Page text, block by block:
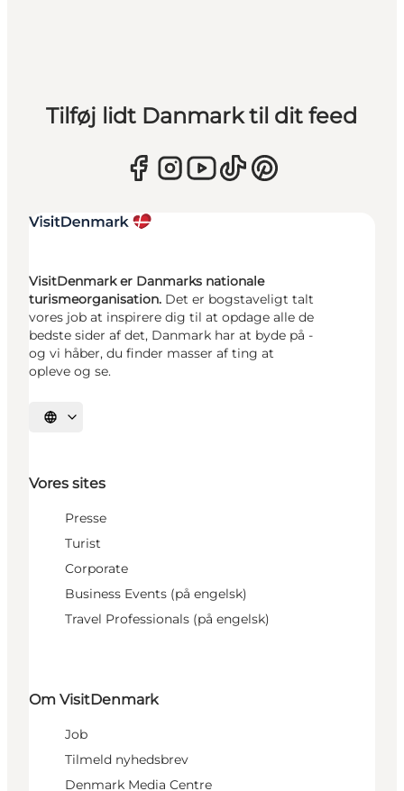
Tilføj lidt Danmark til dit feed
VisitDenmark er Danmarks nationale
turismeorganisation. Det er bogstaveligt talt
vores job at inspirere dig til at opdage alle de
bedste sider af det, Danmark har at byde på -
og vi håber, du finder masser af ting at
opleve og se.
Vælg sprog
Vores sites
Presse
Turist
Corporate
Business Events (på engelsk)
Travel Professionals (på engelsk)
Om VisitDenmark
Job
Tilmeld nyhedsbrev
Denmark Media Centre